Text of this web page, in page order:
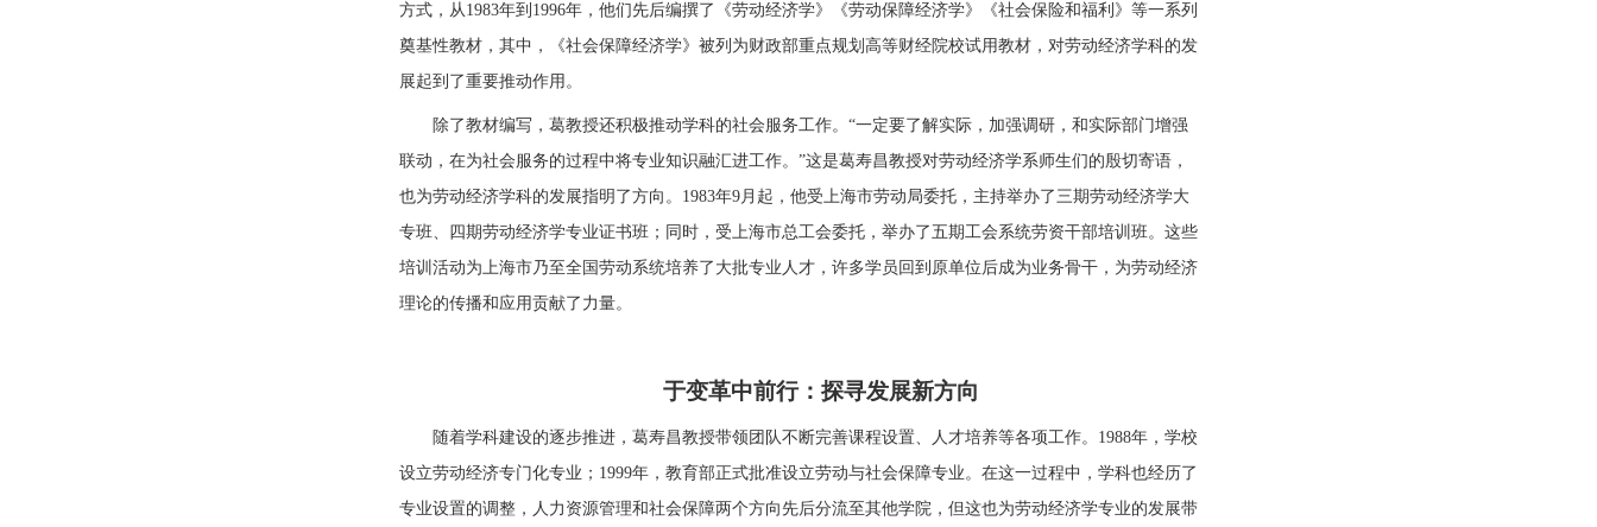
方式， 从1983年到1996年，他们先后编撰了《劳动经济学》《劳动保障经济学》《社会保险和福利》等一系列
奠基性教材，其中，《社会保障经济学》被列为财政部重点规划高等财经院校试用教材，对劳动经济学科的发
展起到了重要推动作用。
除了教材编写，葛教授还积极推动学科的社会服务工作。“一定要了解实际，加强调研，和实际部门增强
联动，在为社会服务的过程中将专业知识融汇进工作。”这是葛寿昌教授对劳动经济学系师生们的殷切寄语，
也为劳动经济学科的发展指明了方向。1983年9月起，他受上海市劳动局委托，主持举办了三期劳动经济学大
专班、四期劳动经济学专业证书班；同时，受上海市总工会委托，举办了五期工会系统劳资干部培训班。这些
培训活动为上海市乃至全国劳动系统培养了大批专业人才，许多学员回到原单位后成为业务骨干，为劳动经济
理论的传播和应用贡献了力量。
于变革中前行：探寻发展新方向
随着学科建设的逐步推进，葛寿昌教授带领团队不断完善课程设置、人才培养等各项工作。1988年，学校
设立劳动经济专门化专业；1999年，教育部正式批准设立劳动与社会保障专业。在这一过程中，学科也经历了
专业设置的调整，人力资源管理和社会保障两个方向先后分流至其他学院，但这也为劳动经济学专业的发展带